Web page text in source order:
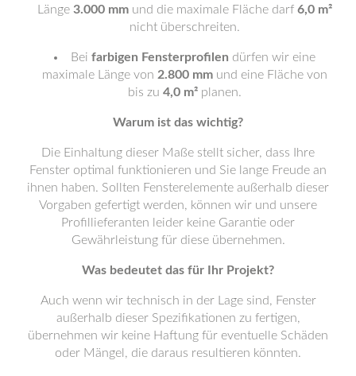
Länge 3.000 mmund die maximale Fläche darf 6,0 m²
nicht überschreiten.
Bei farbigen Fensterprofilen dürfen wir eine
maximale Länge von 2.800 mmund eine Fläche von
bis zu 4,0 m²planen.
Warum ist das wichtig?
Die Einhaltung dieser Maße stellt sicher, dass Ihre
Fenster optimal funktionieren und Sie lange Freude an
ihnen haben. Sollten Fensterelemente außerhalb dieser
Vorgaben gefertigt werden, können wir und unsere
Profillieferanten leider keine Garantie oder
Gewährleistung für diese übernehmen.
Was bedeutet das für Ihr Projekt?
Auch wenn wir technisch in der Lage sind, Fenster
außerhalb dieser Spezifikationen zu fertigen,
übernehmen wir keine Haftung für eventuelle Schäden
oder Mängel, die daraus resultieren könnten.